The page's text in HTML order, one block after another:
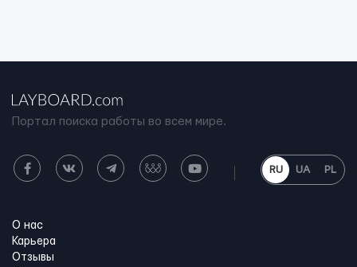
Портал поиска работы во всем мире.
RU UA PL
О нас
Карьера
Отзывы